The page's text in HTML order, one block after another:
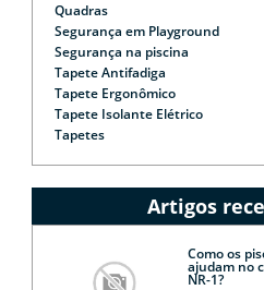
Quadras
Segurança em Playground
Segurança na piscina
Tapete Antifadiga
Tapete Ergonômico
Tapete Isolante Elétrico
Tapetes
Artigos
Como os
ajudam no
NR-1?